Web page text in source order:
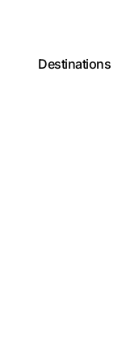
Destinations